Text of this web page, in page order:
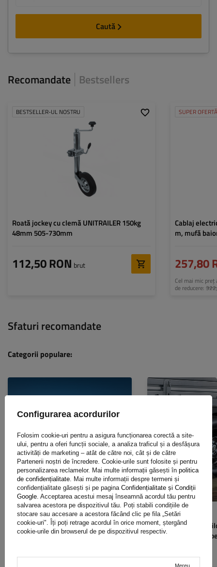
Caută
Recomandate Bestsellers
BESTSELLER-UL NOSTRU
Roată jockey cu clemă UNITRAILER 150kg
48mm 505-730mm
112,50 RON brut
150 kg
505 - 730 mm
standard
prin prindere
SUPER OFERTĂ
Cablaj
m, mufă
257,80
Cel mai mic
de reducere:
Sfaturi recomandate
2024-06-14
Remorcă din aluminiu sau oțel –
ce material este mai bun pentru
2024-06-11
Schimbarea
în mașină!
Categorii populare
Configurarea acordurilor
Folosim cookie-uri pentru a asigura funcționarea corectă a site-
ului, pentru a oferi funcții sociale, a analiza traficul și a desfășura
activități de marketing – atât de către noi, cât și de către
Partenerii noștri de încredere. Cookie-urile sunt folosite și pentru
personalizarea reclamelor. Mai multe informații găsești în politica
de confidențialitate . Mai multe informații despre termeni și
confidențialitate găsești și pe pagina Confidențialitate și Condiții
Google . Acceptarea acestui mesaj înseamnă acordul tău pentru
salvarea acestora pe dispozitivul tău. Poți stabili condițiile de
stocare sau accesare a acestora făcând clic pe fila „Setări
cookie-uri". Îți poți retrage acordul în orice moment, ștergând
cookie-urile din browserul de pe dispozitivul respectiv.
Mereu